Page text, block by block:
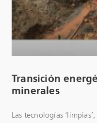
Transición
minerales
Las tecnologías